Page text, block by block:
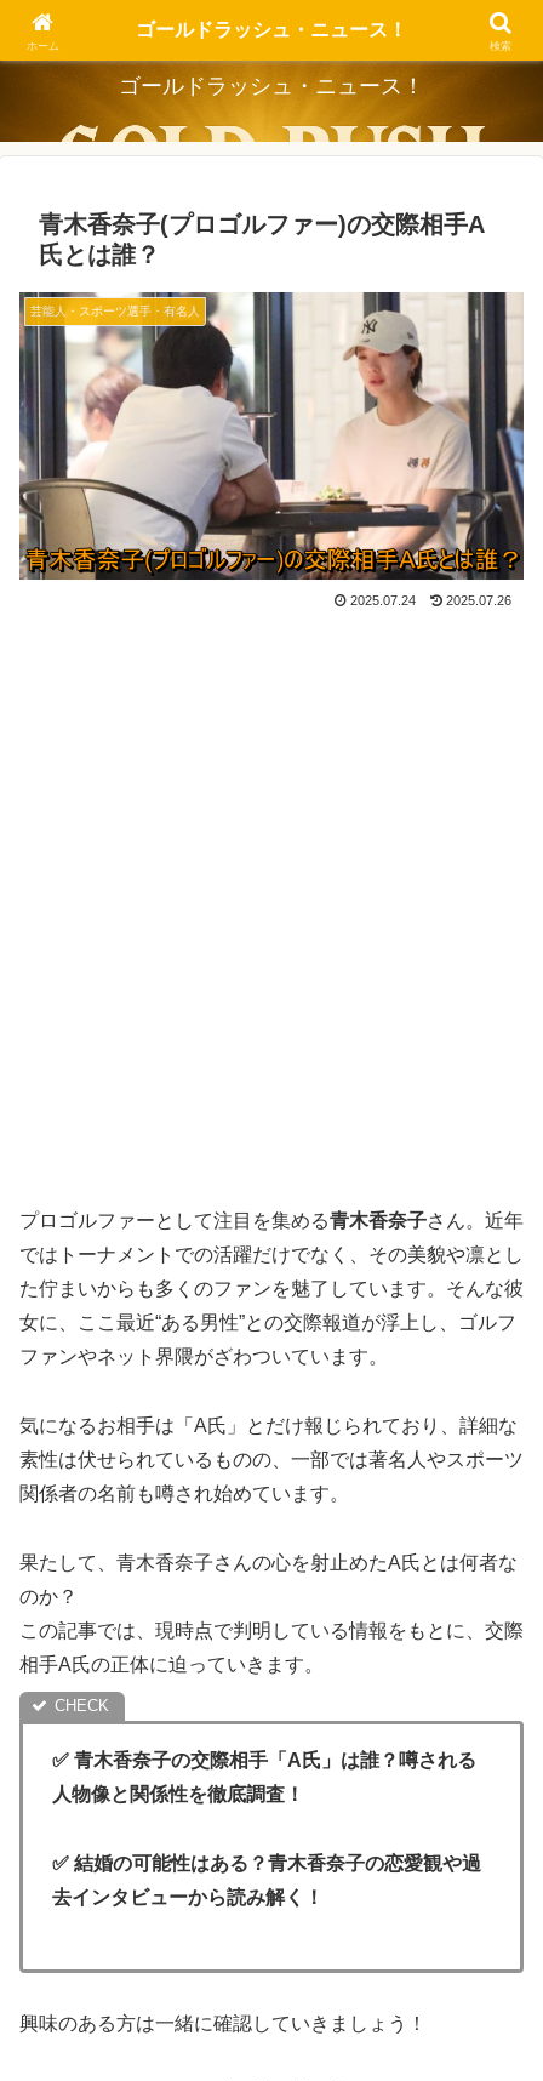
Dig the Trend, Strike the Gold.
ゴールドラッシュ・ニュース！
青木香奈子(プロゴルファー)の交際相手A
氏とは誰？
芸能人・スポーツ選手・有名人
2025.07.24 2025.07.26
プロゴルファーとして注目を集める青木香奈子さん。近年
ではトーナメントでの活躍だけでなく、その美貌や凛とし
た佇まいからも多くのファンを魅了しています。そんな彼
女に、ここ最近“ある男性”との交際報道が浮上し、ゴルフ
ファンやネット界隈がざわついています。
気になるお相手は「A氏」とだけ報じられており、詳細な
素性は伏せられているものの、一部では著名人やスポーツ
関係者の名前も噂され始めています。
果たして、青木香奈子さんの心を射止めたA氏とは何者な
のか？
この記事では、現時点で判明している情報をもとに、交際
相手A氏の正体に迫っていきます。
✅ 青木香奈子の交際相手「A氏」は誰？噂される
人物像と関係性を徹底調査！
✅ 結婚の可能性はある？青木香奈子の恋愛観や過
去インタビューから読み解く！
興味のある方は一緒に確認していきましょう！
ホーム
ゴールドラッシュ・ニュース！
検索